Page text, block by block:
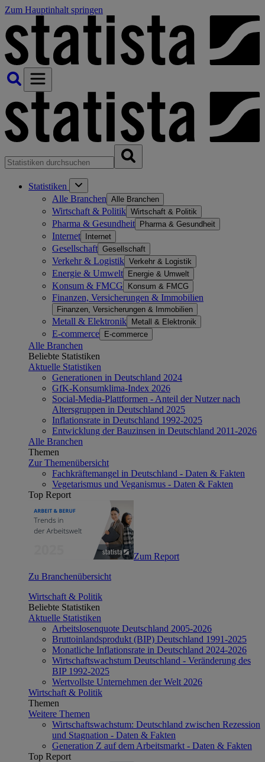
Zum Hauptinhalt springen
Statistiken
Alle Branchen Alle Branchen
Wirtschaft & Politik Wirtschaft & Politik
Pharma & Gesundheit Pharma & Gesundheit
Internet Internet
Gesellschaft Gesellschaft
Verkehr & Logistik Verkehr & Logistik
Energie & Umwelt Energie & Umwelt
Konsum & FMCG Konsum & FMCG
Finanzen, Versicherungen & Immobilien
Finanzen, Versicherungen & Immobilien
Metall & Elektronik Metall & Elektronik
E-commerce E-commerce
Alle Branchen
Beliebte Statistiken
Aktuelle Statistiken
Generationen in Deutschland 2024
GfK-Konsumklima-Index 2026
Social-Media-Plattformen - Anteil der Nutzer nach
Altersgruppen in Deutschland 2025
Inflationsrate in Deutschland 1992-2025
Entwicklung der Bauzinsen in Deutschland 2011-2026
Alle Branchen
Themen
Zur Themenübersicht
Fachkräftemangel in Deutschland - Daten & Fakten
Vegetarismus und Veganismus - Daten & Fakten
Top Report
Zum Report
Zu Branchenübersicht
Wirtschaft & Politik
Beliebte Statistiken
Aktuelle Statistiken
Arbeitslosenquote Deutschland 2005-2026
Bruttoinlandsprodukt (BIP) Deutschland 1991-2025
Monatliche Inflationsrate in Deutschland 2024-2026
Wirtschaftswachstum Deutschland - Veränderung des
BIP 1992-2025
Wertvollste Unternehmen der Welt 2026
Wirtschaft & Politik
Themen
Weitere Themen
Wirtschaftswachstum: Deutschland zwischen Rezession
und Stagnation - Daten & Fakten
Generation Z auf dem Arbeitsmarkt - Daten & Fakten
Top Report